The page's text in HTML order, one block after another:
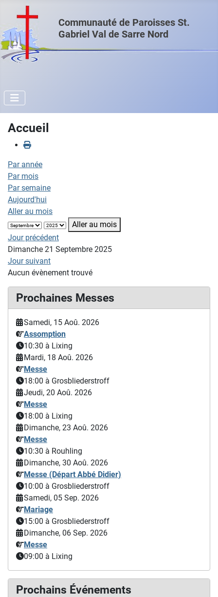
Communauté de Paroisses St.
Gabriel Val de Sarre Nord
Accueil
Par année
Par mois
Par semaine
Aujourd'hui
Aller au mois
Aller au mois
Jour précédent
Dimanche 21 Septembre 2025
Jour suivant
Aucun évènement trouvé
Prochaines Messes
Samedi, 15 Aoû. 2026
Assomption
10:30 à Lixing
Mardi, 18 Aoû. 2026
Messe
18:00 à Grosbliederstroff
Jeudi, 20 Aoû. 2026
Messe
18:00 à Lixing
Dimanche, 23 Aoû. 2026
Messe
10:30 à Rouhling
Dimanche, 30 Aoû. 2026
Messe (Départ Abbé Didier)
10:00 à Grosbliederstroff
Samedi, 05 Sep. 2026
Mariage
15:00 à Grosbliederstroff
Dimanche, 06 Sep. 2026
Messe
09:00 à Lixing
Prochains Événements